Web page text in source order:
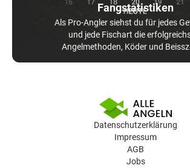
Fangstatistiken
Als Pro-Angler siehst du für jedes
und jede Fischart die
Angelmethoden, Köder und
Datenschutzerklärung
Impressum
AGB
Jobs